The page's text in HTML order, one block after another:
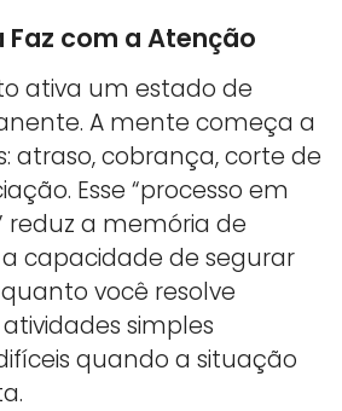
Faz com a Atenção
ativa um estado de
A mente começa a
atraso, cobrança, corte de
Esse “processo em
reduz a memória de
capacidade de segurar
você resolve
atividades simples
quando a situação